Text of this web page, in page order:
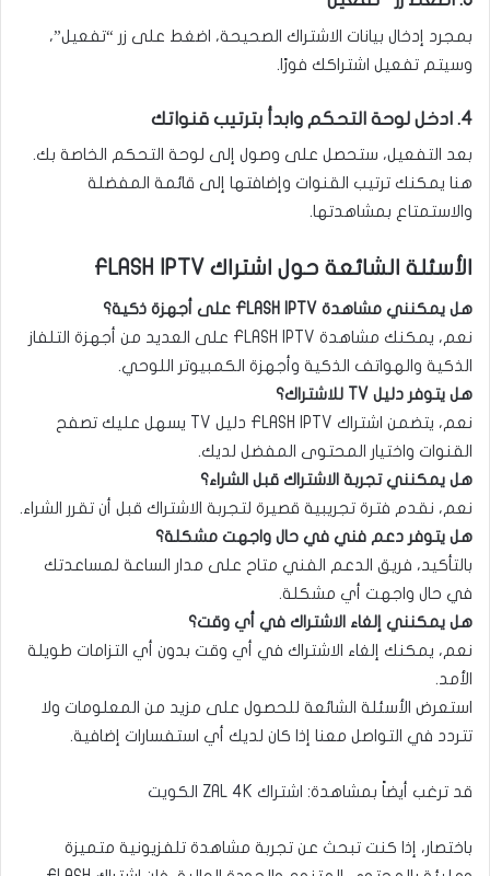
بمجرد إدخال بيانات الاشتراك الصحيحة، اضغط على زر “تفعيل”،
وسيتم تفعيل اشتراكك فورًا.
4. ادخل لوحة التحكم وابدأ بترتيب قنواتك
بعد التفعيل، ستحصل على وصول إلى لوحة التحكم الخاصة بك.
هنا يمكنك ترتيب القنوات وإضافتها إلى قائمة المفضلة
والاستمتاع بمشاهدتها.
الأسئلة الشائعة حول اشتراك FLASH IPTV
هل يمكنني مشاهدة FLASH IPTV على أجهزة ذكية؟
نعم، يمكنك مشاهدة FLASH IPTV على العديد من أجهزة التلفاز
الذكية والهواتف الذكية وأجهزة الكمبيوتر اللوحي.
هل يتوفر دليل TV للاشتراك؟
نعم، يتضمن اشتراك FLASH IPTV دليل TV يسهل عليك تصفح
القنوات واختيار المحتوى المفضل لديك.
هل يمكنني تجربة الاشتراك قبل الشراء؟
نعم، نقدم فترة تجريبية قصيرة لتجربة الاشتراك قبل أن تقرر الشراء.
هل يتوفر دعم فني في حال واجهت مشكلة؟
بالتأكيد، فريق الدعم الفني متاح على مدار الساعة لمساعدتك
في حال واجهت أي مشكلة.
هل يمكنني إلغاء الاشتراك في أي وقت؟
نعم، يمكنك إلغاء الاشتراك في أي وقت بدون أي التزامات طويلة
الأمد.
استعرض الأسئلة الشائعة للحصول على مزيد من المعلومات ولا
تتردد في التواصل معنا إذا كان لديك أي استفسارات إضافية.
قد ترغب أيضاً بمشاهدة: اشتراك ZAL 4K الكويت
باختصار، إذا كنت تبحث عن تجربة مشاهدة تلفزيونية متميزة